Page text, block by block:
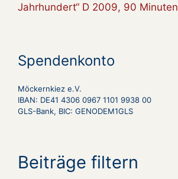
Jahrhundert“ D 2009, 90 Minuten
Spendenkonto
Möckernkiez e.V.
IBAN: DE41 4306 0967 1101 9938 00
GLS-Bank, BIC: GENODEM1GLS
Beiträge filtern